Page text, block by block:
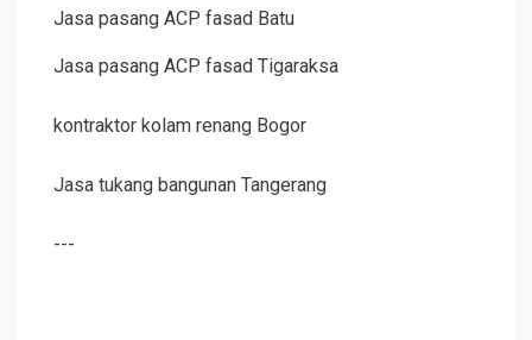
Jasa pasang ACP fasad Batu
Jasa pasang ACP fasad Tigaraksa
kontraktor kolam renang Bogor
Jasa tukang bangunan Tangerang
---